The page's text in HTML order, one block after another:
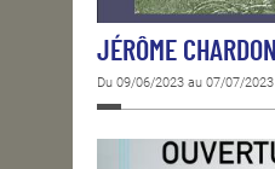
JÉRÔME CHARDON
Du 09/06/2023 au 07/07/2023